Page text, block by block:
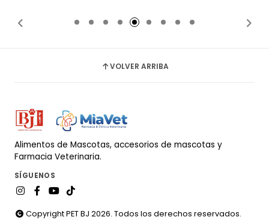
VOLVER ARRIBA
Alimentos de Mascotas, accesorios de mascotas y
Farmacia Veterinaria.
SÍGUENOS
Copyright PET BJ 2026. Todos los derechos reservados.